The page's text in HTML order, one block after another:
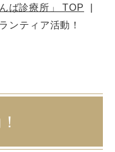
ば診療所」 TOP
ンティア活動！